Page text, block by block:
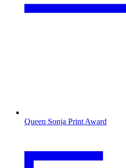
Queen Sonja Print Award